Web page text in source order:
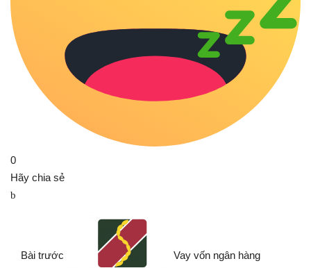
0
Hãy chia sẻ
Bài trước Vay vốn ngân hàng